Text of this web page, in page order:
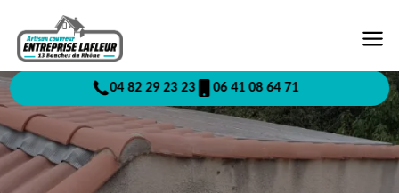
04 82 29 23 23 06 41 08 64 71